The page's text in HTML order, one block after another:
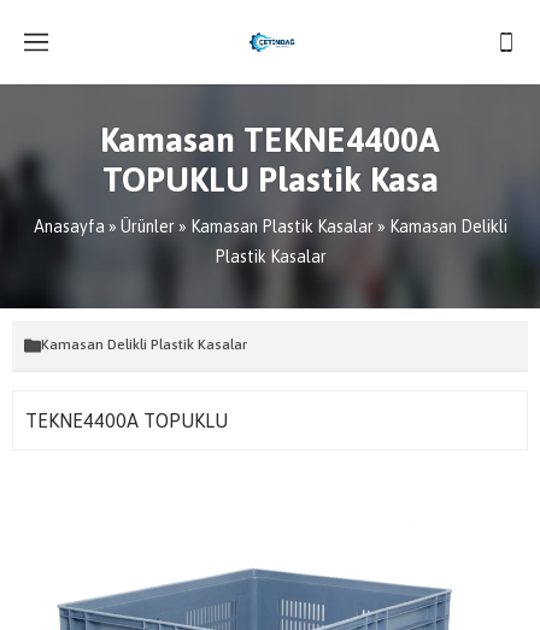
Kamasan TEKNE4400A
TOPUKLU Plastik Kasa
Anasayfa » Ürünler» Kamasan Plastik Kasalar» Kamasan Delikli
Plastik Kasalar
Kamasan Delikli Plastik Kasalar
TEKNE4400A TOPUKLU